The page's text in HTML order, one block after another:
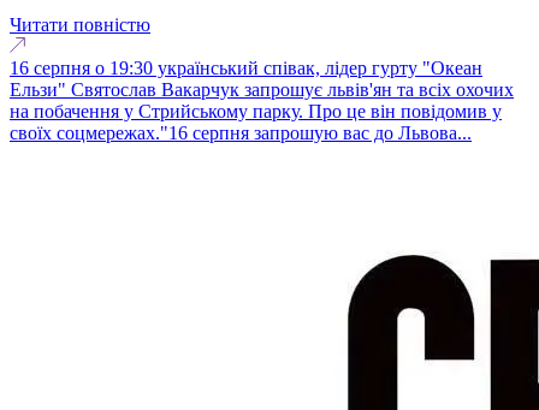
Читати повністю
16 серпня о 19:30 український співак, лідер гурту "Океан
Ельзи" Святослав Вакарчук запрошує львів'ян та всіх охочих
на побачення у Стрийському парку. Про це він повідомив у
своїх соцмережах."16 серпня запрошую вас до Львова...